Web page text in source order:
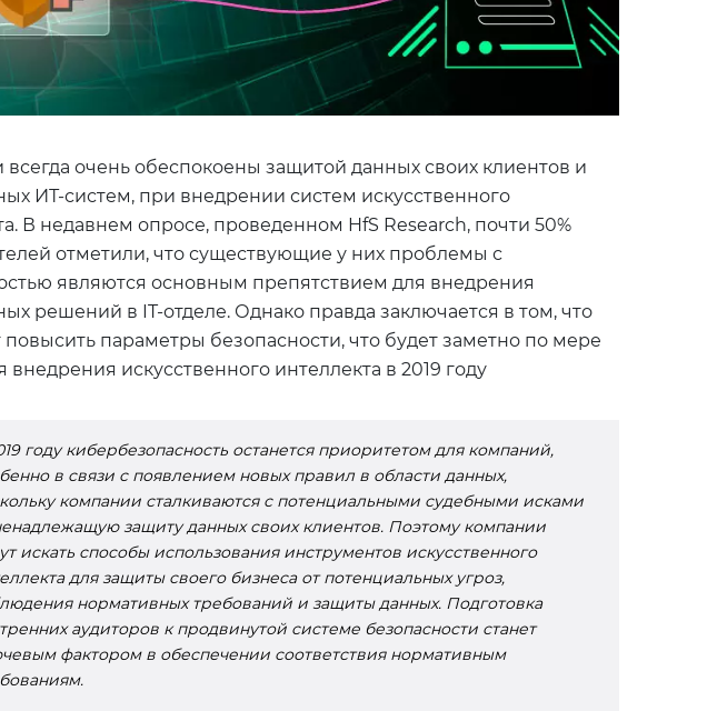
очень обеспокоены защитой данных своих клиентов и
ИТ-систем, при внедрении систем искусственного
В недавнем опросе, проведенном HfS Research, почти 50%
отметили, что существующие у них проблемы с
являются основным препятствием для внедрения
решений в IT-отделе. Однако правда заключается в том, что
параметры безопасности, что будет заметно по мере
внедрения искусственного интеллекта в 2019 году
году кибербезопасность останется приоритетом для компаний,
в связи с появлением новых правил в области данных,
компании сталкиваются с потенциальными судебными исками
защиту данных своих клиентов. Поэтому компании
искать способы использования инструментов искусственного
для защиты своего бизнеса от потенциальных угроз,
нормативных требований и защиты данных. Подготовка
аудиторов к продвинутой системе безопасности станет
фактором в обеспечении соответствия нормативным